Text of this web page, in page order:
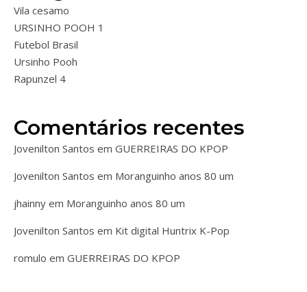
Vila cesamo
URSINHO POOH 1
Futebol Brasil
Ursinho Pooh
Rapunzel 4
Comentários recentes
Jovenilton Santos em GUERREIRAS DO KPOP
Jovenilton Santos em Moranguinho anos 80 um
jhainny em Moranguinho anos 80 um
Jovenilton Santos em Kit digital Huntrix K-Pop
romulo em GUERREIRAS DO KPOP